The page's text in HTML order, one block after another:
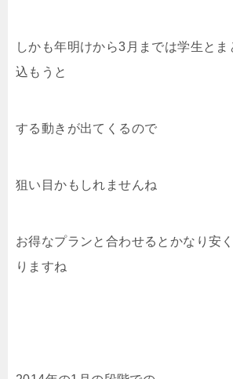
しかも年明けから3月までは学生と
込もうと
する動きが出てくるので
狙い目かもしれませんね
お得なプランと合わせるとかなり安
りますね